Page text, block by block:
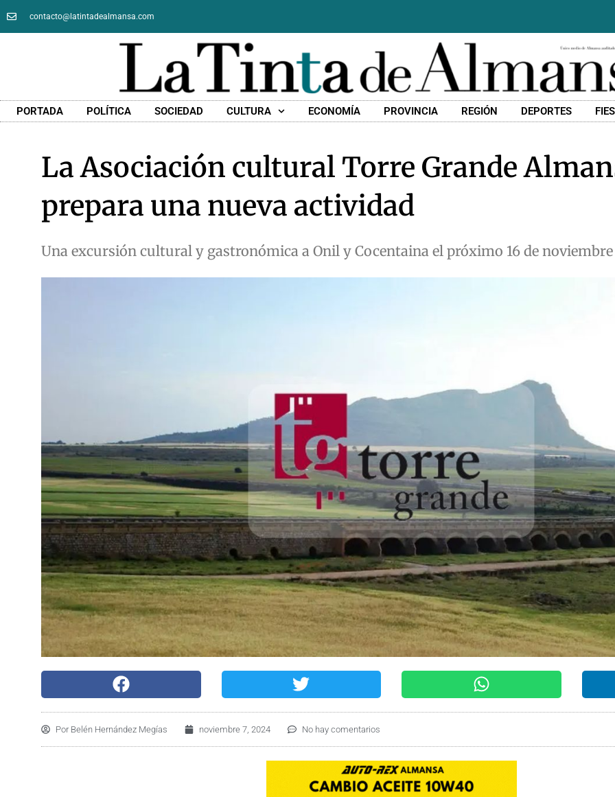
contacto@latintadealmansa.com
PORTADA POLÍTICA SOCIEDAD CULTURA ECONOMÍA PROVINCIA REGIÓN DEPORTES
La Asociación cultural Torre Grande
prepara una nueva actividad
Una excursión cultural y gastronómica a Onil y Cocentaina el próximo 16 de noviembre
Por Belén Hernández Megías noviembre 7, 2024 No hay comentarios